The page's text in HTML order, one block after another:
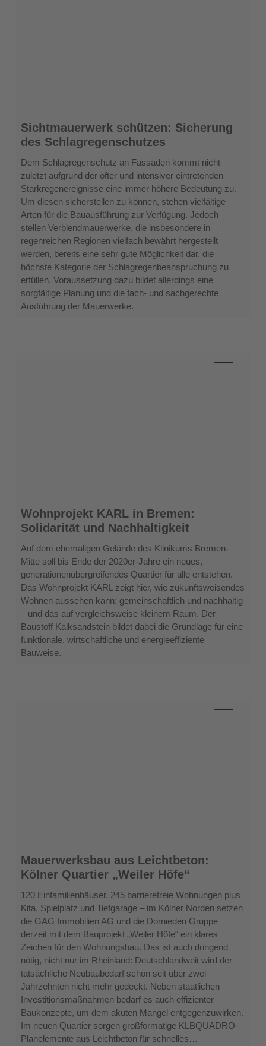
Sichtmauerwerk
schützen:
Sicherung
des
Schlagregenschutzes
Sichtmauerwerk schützen: Sicherung
des Schlagregenschutzes
Dem Schlagregenschutz an Fassaden kommt nicht
zuletzt aufgrund der öfter und intensiver eintretenden
Starkregenereignisse eine immer höhere Bedeutung zu.
Um diesen sicherstellen zu können, stehen vielfältige
Arten für die Bauausführung zur Verfügung. Jedoch
stellen Verblendmauerwerke, die insbesondere in
regenreichen Regionen vielfach bewährt hergestellt
werden, bereits eine sehr gute Möglichkeit dar, die
höchste Kategorie der Schlagregenbeanspruchung zu
erfüllen. Voraussetzung dazu bildet allerdings eine
sorgfältige Planung und die fach- und sachgerechte
Ausführung der Mauerwerke.
Wohnprojekt
KARL
in
Bremen:
Solidarität
Nachhaltigkeit
Wohnprojekt KARL in Bremen:
Solidarität und Nachhaltigkeit
Auf dem ehemaligen Gelände des Klinikums Bremen-
Mitte soll bis Ende der 2020er-Jahre ein neues,
generationenübergreifendes Quartier für alle entstehen.
Das Wohnprojekt KARL zeigt hier, wie zukunftsweisendes
Wohnen aussehen kann: gemeinschaftlich und nachhaltig
– und das auf vergleichsweise kleinem Raum. Der
Baustoff Kalksandstein bildet dabei die Grundlage für eine
funktionale, wirtschaftliche und energieeffiziente
Bauweise.
Mauerwerksbau
aus
Leichtbeton:
Kölner
Quartier
„Weiler
Höfe“
Mauerwerksbau aus Leichtbeton:
Kölner Quartier „Weiler Höfe“
120 Einfamilienhäuser, 245 barrierefreie Wohnungen plus
Kita, Spielplatz und Tiefgarage – im Kölner Norden setzen
die GAG Immobilien AG und die Dornieden Gruppe
derzeit mit dem Bauprojekt „Weiler Höfe“ ein klares
Zeichen für den Wohnungsbau. Das ist auch dringend
nötig, nicht nur im Rheinland: Deutschlandweit wird der
tatsächliche Neubaubedarf schon seit über zwei
Jahrzehnten nicht mehr gedeckt. Neben staatlichen
Investitionsmaßnahmen bedarf es auch effizienter
Baukonzepte, um dem akuten Mangel entgegenzuwirken.
Im neuen Quartier sorgen großformatige KLBQUADRO-
Planelemente aus Leichtbeton für schnelles…